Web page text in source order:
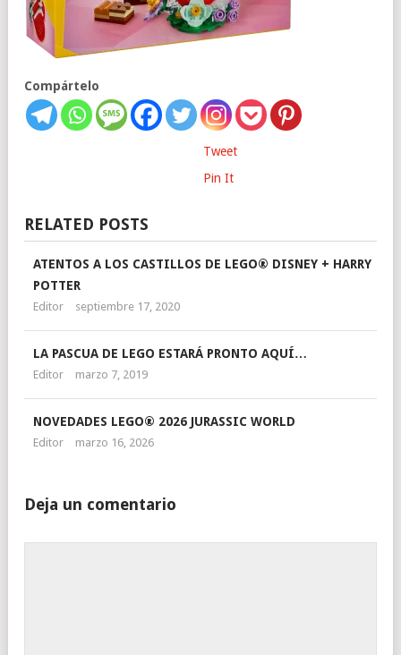
Compártelo
Tweet
Pin It
RELATED POSTS
ATENTOS A LOS CASTILLOS DE LEGO® DISNEY + HARRY
POTTER
Editor septiembre 17, 2020
LA PASCUA DE LEGO ESTARÁ PRONTO AQUÍ…
Editor marzo 7, 2019
NOVEDADES LEGO® 2026 JURASSIC WORLD
Editor marzo 16, 2026
Deja un comentario